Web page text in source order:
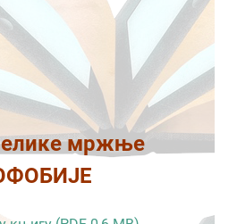
мржње